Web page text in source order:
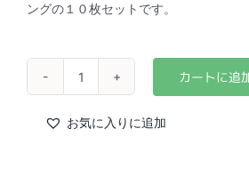
ングの１０枚セットです。
ARRI
5
お気に入りに追加